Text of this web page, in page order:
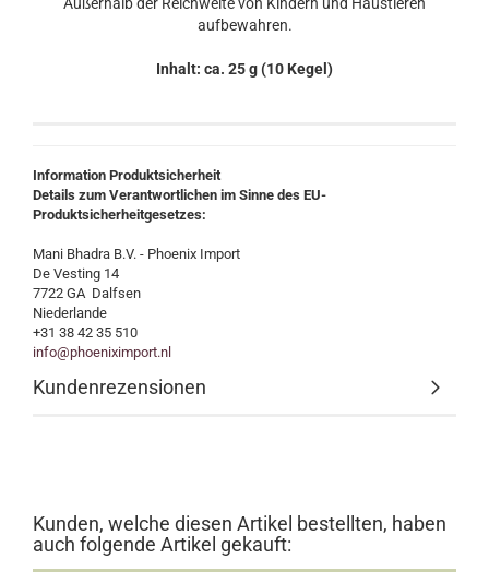
aufbewahren.
Inhalt: ca. 25 g (10 Kegel)
Information Produktsicherheit
Details zum Verantwortlichen im Sinne des EU-
Produktsicherheitgesetzes:
Mani Bhadra B.V. - Phoenix Import
De Vesting 14
7722 GA Dalfsen
Niederlande
+31 38 42 35 510
info@phoeniximport.nl
Kundenrezensionen
Kunden, welche diesen Artikel bestellten, haben
auch folgende Artikel gekauft: